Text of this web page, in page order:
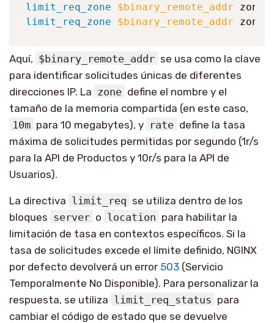
limit_req_zone $binary_remote_addr zone
limit_req_zone
$binary_remote_addr zone
Aquí, $binary_remote_addr se usa como la clave
para identificar solicitudes únicas de diferentes
direcciones IP. La zone define el nombre y el
tamaño de la memoria compartida (en este caso,
10m para 10 megabytes), y rate define la tasa
máxima de solicitudes permitidas por segundo (1r/s
para la API de Productos y 10r/s para la API de
Usuarios).
La directiva limit_req se utiliza dentro de los
bloques server o location para habilitar la
limitación de tasa en contextos específicos. Si la
tasa de solicitudes excede el límite definido, NGINX
por defecto devolverá un error 503 (Servicio
Temporalmente No Disponible). Para personalizar la
respuesta, se utiliza limit_req_status para
cambiar el código de estado que se devuelve